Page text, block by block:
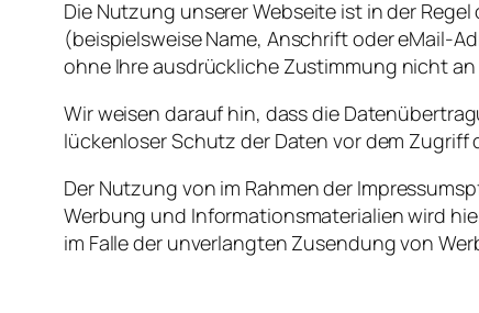
Die Nutzung unsererWebseite istinder Regel
(beispielsweise Name, AnschriftodereMail-
ohneIhre ausdrückliche Zustimmung nicht
Wir weisen darauf hin, dass die
lückenloser Schutz der Daten vor dem
Der Nutzung von im Rahmen der
Werbung und Informationsmaterialien wird
im Falle der unverlangten Zusendung von